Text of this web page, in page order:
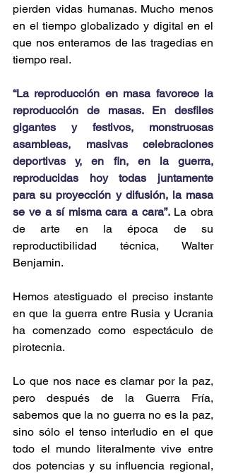
pierden vidas humanas. Mucho menos
en el tiempo globalizado y digital en el
que nos enteramos de las tragedias en
tiempo real.
“La reproducción en masa favorece la
reproducción de masas. En desfiles
gigantes y festivos, monstruosas
asambleas, masivas celebraciones
deportivas y, en fin, en la guerra,
reproducidas hoy todas juntamente
para su proyección y difusión, la masa
se ve a sí misma cara a cara”. La obra
de arte en la época de su
reproductibilidad técnica, Walter
Benjamin.
Hemos atestiguado el preciso instante
en que la guerra entre Rusia y Ucrania
ha comenzado como espectáculo de
pirotecnia.
Lo que nos nace es clamar por la paz,
pero después de la Guerra Fría,
sabemos que la no guerra no es la paz,
sino sólo el tenso interludio en el que
todo el mundo literalmente vive entre
dos potencias y su influencia regional,